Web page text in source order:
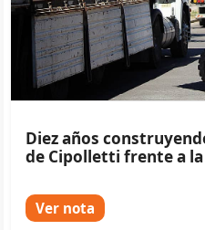
Diez años
de Cipolletti frente a
Ver nota